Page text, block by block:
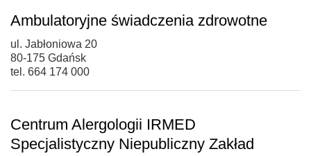
Ambulatoryjne świadczenia zdrowotne
ul. Jabłoniowa 20
80-175 Gdańsk
tel. 664 174 000
Centrum Alergologii IRMED
Specjalistyczny Niepubliczny Zakład